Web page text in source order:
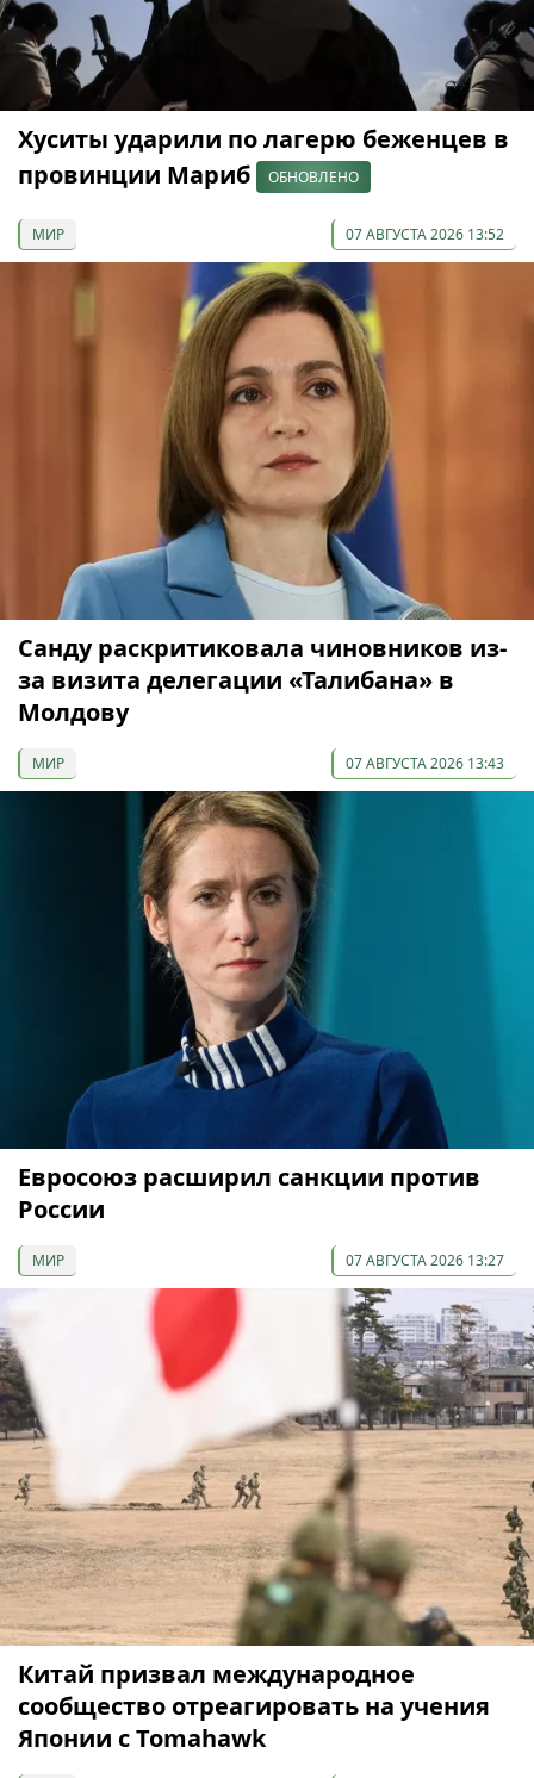
Хуситы ударили по лагерю беженцев в
провинции Мариб
ОБНОВЛЕНО
МИР 07 АВГУСТА 2026 13:52
Санду раскритиковала чиновников из-
за визита делегации «Талибана» в
Молдову
МИР 07 АВГУСТА 2026 13:43
Евросоюз расширил санкции против
России
МИР 07 АВГУСТА 2026 13:27
Китай призвал международное
сообщество отреагировать на учения
Японии с Tomahawk